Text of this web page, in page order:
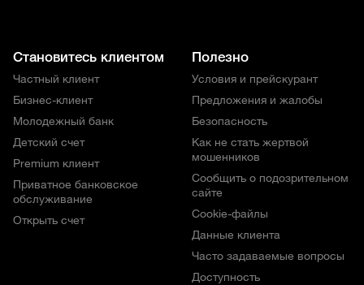
Становитесь клиентом
Частный клиент
Бизнес-клиент
Молодежный банк
Детский счет
Premium клиент
Приватное банковское
обслуживание
Открыть счет
Полезно
Условия и прейскурант
Предложения и жалобы
Безопасность
Как не стать жертвой
мошенников
Сообщить о подозрительном
сайте
Cookie-файлы
Данные клиента
Часто задаваемые вопросы
Доступность